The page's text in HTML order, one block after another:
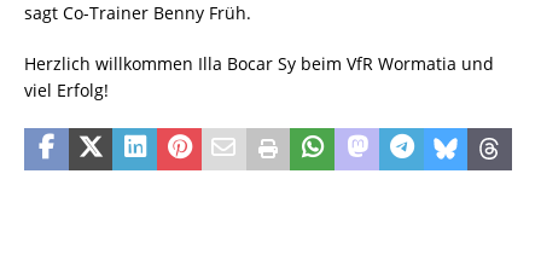
sagt Co-Trainer Benny Früh.
Herzlich willkommen Illa Bocar Sy beim VfR Wormatia und
viel Erfolg!